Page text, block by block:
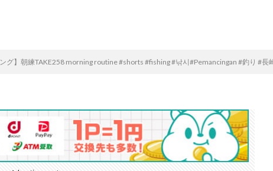
ング】朝練TAKE258 morning routine #shorts #fishing #낚시#Pemancingan #釣り #長